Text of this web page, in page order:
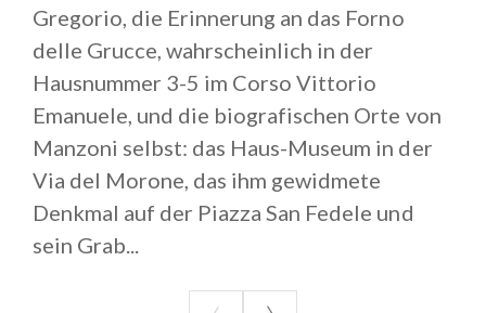
Gregorio, die Erinnerung an das Forno
delle Grucce, wahrscheinlich in der
Hausnummer 3-5 im Corso Vittorio
Emanuele, und die biografischen Orte von
Manzoni selbst: das Haus-Museum in der
Via del Morone, das ihm gewidmete
Denkmal auf der Piazza San Fedele und
sein Grab...